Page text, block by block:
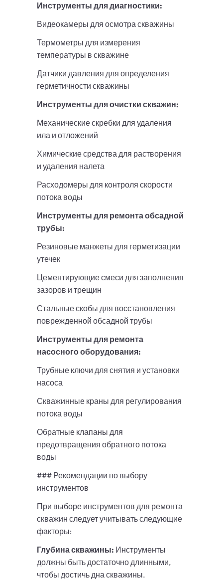
Инструменты для диагностики:
Видеокамеры для осмотра скважины
Термометры для измерения
температуры в скважине
Датчики давления для определения
герметичности скважины
Инструменты для очистки скважин:
Механические скребки для удаления
ила и отложений
Химические средства для растворения
и удаления налета
Расходомеры для контроля скорости
потока воды
Инструменты для ремонта обсадной
трубы:
Резиновые манжеты для герметизации
утечек
Цементирующие смеси для заполнения
зазоров и трещин
Стальные скобы для восстановления
поврежденной обсадной трубы
Инструменты для ремонта
насосного оборудования:
Трубные ключи для снятия и установки
насоса
Скважинные краны для регулирования
потока воды
Обратные клапаны для
предотвращения обратного потока
воды
### Рекомендации по выбору
инструментов
При выборе инструментов для ремонта
скважин следует учитывать следующие
факторы:
Глубина скважины: Инструменты
должны быть достаточно длинными,
чтобы достичь дна скважины.